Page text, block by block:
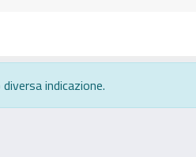
indicazione.